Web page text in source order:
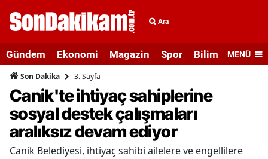
Ara
Gündem Ekonomi Magazin Spor Bilim veMENÜ
Son Dakika 3. Sayfa
Canik'te ihtiyaç sahiplerine
sosyal destek çalışmaları
aralıksız devam ediyor
Canik Belediyesi, ihtiyaç sahibi ailelere ve engellilere